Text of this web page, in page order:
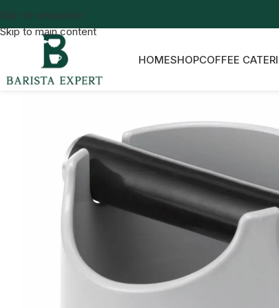
Skip to navigation
Skip to main content
HOMESHOPCOFFEE